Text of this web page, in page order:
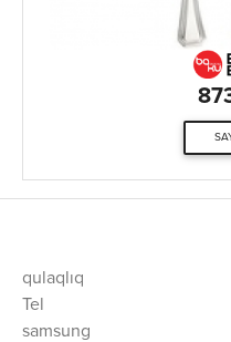
qulaqlıq
Tel
samsung